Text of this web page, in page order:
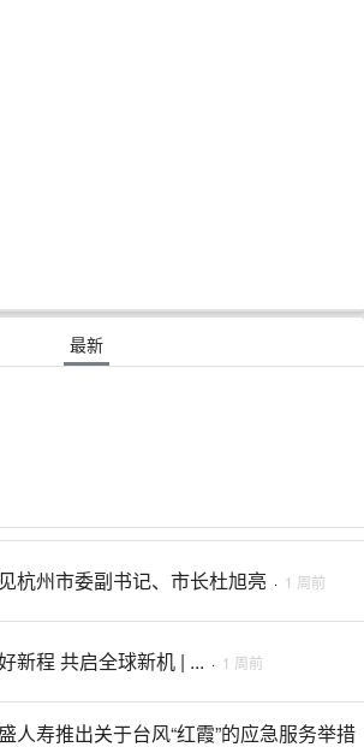
最新
杭州市委副书记、市长杜旭亮 · 1 周前
新程 共启全球新机 | ... · 1 周前
人寿推出关于台风“红霞”的应急服务举措